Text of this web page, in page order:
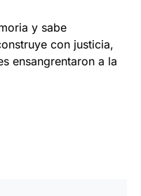
y sabe
con justicia,
ensangrentaron a la